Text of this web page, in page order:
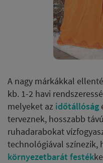
A nagy márkákkal
kb. 1-2 havi
melyeket az időtállóság
terveznek, hosszabb
ruhadarabokat
technológiával színezik,
környezetbarát festék